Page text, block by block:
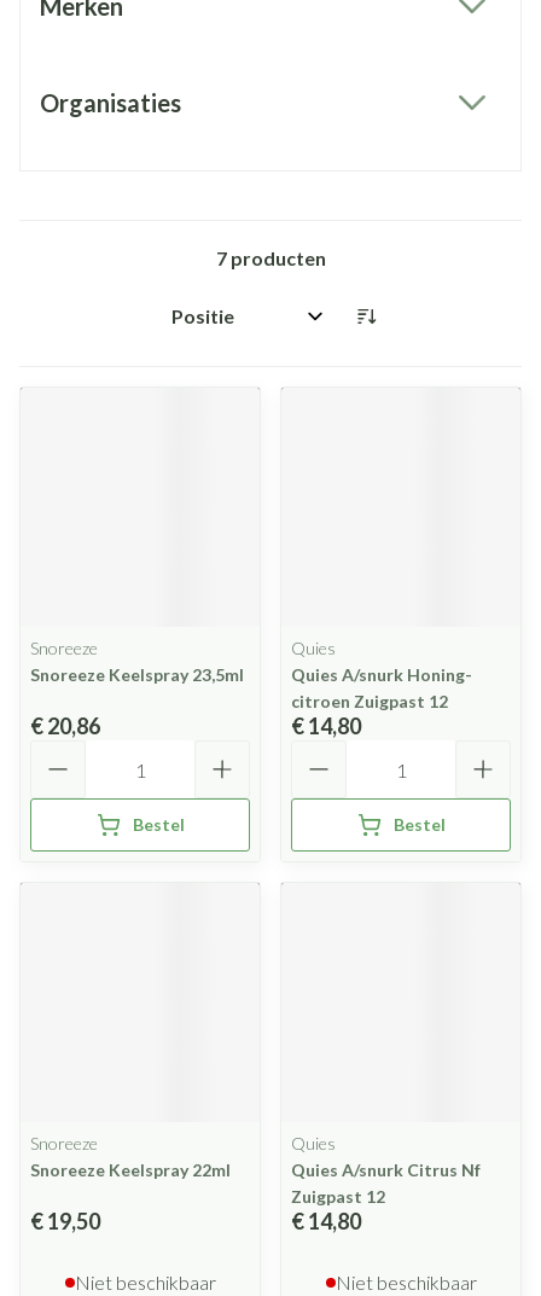
Merken
Organisaties
7producten
Sorteer op:
Snoreeze
Snoreeze Keelspray 23,5ml
€ 20,86
Bestel
Quies
Quies A/snurk Honing-
citroen Zuigpast 12
€ 14,80
Bestel
Snoreeze
Snoreeze Keelspray 22ml
€ 19,50
Niet beschikbaar
Quies
Quies A/snurk Citrus Nf
Zuigpast 12
€ 14,80
Niet beschikbaar